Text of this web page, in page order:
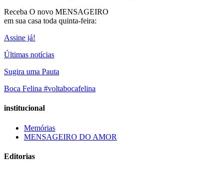
Receba O novo MENSAGEIRO
em sua casa toda quinta-feira:
Assine já!
Últimas notícias
Sugira uma Pauta
Boca Felina #voltabocafelina
institucional
Memórias
MENSAGEIRO DO AMOR
Editorias